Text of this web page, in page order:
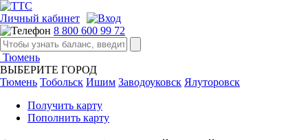
Личный кабинет
8 800 600 99 72
Тюмень
ВЫБЕРИТЕ ГОРОД
Тюмень Тобольск Ишим Заводоуковск Ялуторовск
Получить карту
Пополнить карту